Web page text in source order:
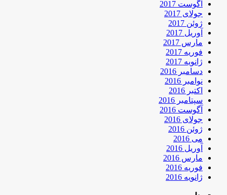
آگوست 2017
جولای 2017
ژوئن 2017
آوریل 2017
مارس 2017
فوریه 2017
ژانویه 2017
دسامبر 2016
نوامبر 2016
اکتبر 2016
سپتامبر 2016
آگوست 2016
جولای 2016
ژوئن 2016
می 2016
آوریل 2016
مارس 2016
فوریه 2016
ژانویه 2016